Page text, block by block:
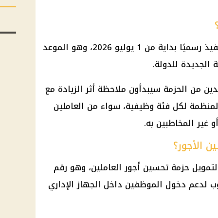
تدخل زيادة الأجور الجديدة حيز التنفيذ رسميًا بداية من 1 يوليو 2026، وهو الموعد
الجديدة للدولة.
من الحزمة سيبدأون ملاحظة أثر الزيادة مع
لكل فئة وظيفية، سواء من العاملين
غير المخاطبين به.
الأجور؟
100 مليار جنيه لتمويل حزمة تحسين أجور العاملين، وهو رقم
دخول الموظفين داخل الجهاز الإداري